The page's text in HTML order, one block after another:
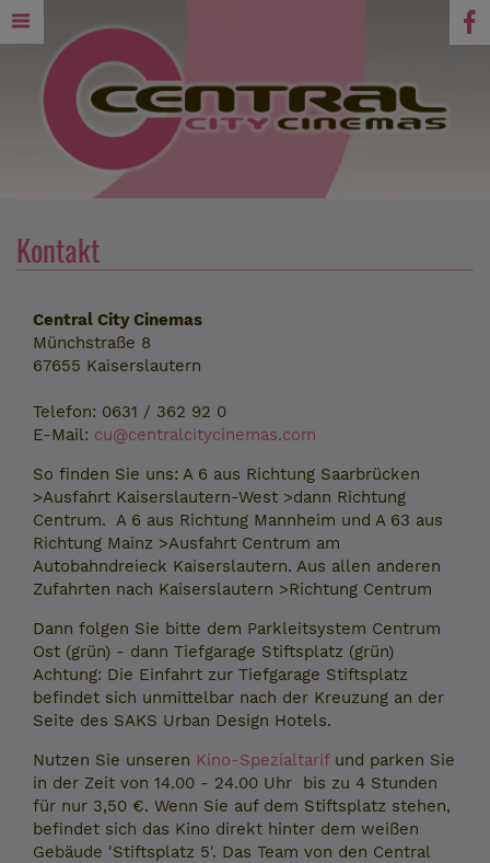
Kontakt
Central City Cinemas
Münchstraße 8
67655 Kaiserslautern
Telefon: 0631 / 362 92 0
E-Mail: cu@centralcitycinemas.com
So finden Sie uns: A 6 aus Richtung Saarbrücken
>Ausfahrt Kaiserslautern-West >dann Richtung
Centrum. A 6 aus Richtung Mannheim und A 63 aus
Richtung Mainz >Ausfahrt Centrum am
Autobahndreieck Kaiserslautern. Aus allen anderen
Zufahrten nach Kaiserslautern >Richtung Centrum
Dann folgen Sie bitte dem Parkleitsystem Centrum
Ost (grün) - dann Tiefgarage Stiftsplatz (grün)
Achtung: Die Einfahrt zur Tiefgarage Stiftsplatz
befindet sich unmittelbar nach der Kreuzung an der
Seite des SAKS Urban Design Hotels.
Nutzen Sie unseren Kino-Spezialtarifund parken Sie
in der Zeit von 14.00 - 24.00 Uhr bis zu 4 Stunden
für nur 3,50 €. Wenn Sie auf dem Stiftsplatz stehen,
befindet sich das Kino direkt hinter dem weißen
Gebäude 'Stiftsplatz 5'. Das Team von den Central